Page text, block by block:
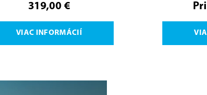
319,00 €
VIAC INFORMÁCIÍ